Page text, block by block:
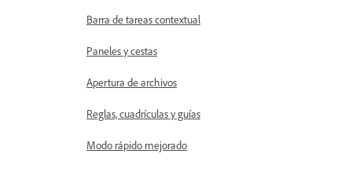
Barra de tareas contextual
Paneles y cestas
Apertura de archivos
Reglas, cuadrículas y guías
Modo rápido mejorado